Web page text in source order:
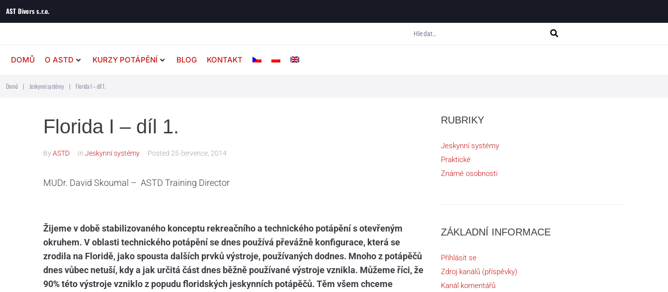
AST Divers s.r.o.
DOMŮ O ASTD KURZY POTÁPĚNÍ BLOG KONTAKT
Domů | Jeskynní systémy | Florida I – díl 1.
Florida I – díl 1.
ByASTD In Jeskynní systémy Posted 25 července, 2014
MUDr. David Skoumal – ASTD Training Director
Žijeme v době stabilizovaného konceptu rekreačního a technického potápění s otevřeným
okruhem. V oblasti technického potápění se dnes používá převážně konfigurace, která se
zrodila na Floridě, jako spousta dalších prvků výstroje, používaných dodnes. Mnoho z potápěčů
dnes vůbec netuší, kdy a jak určitá část dnes běžně používané výstroje vznikla. Můžeme říci, že
90% této výstroje vzniklo z popudu floridských jeskynních potápěčů. Těm všem chceme
RUBRIKY
Jeskynní systémy
Praktické
Známé osobnosti
ZÁKLADNÍ INFORMACE
Přihlásit se
Zdroj kanálů (příspěvky)
Kanál komentářů